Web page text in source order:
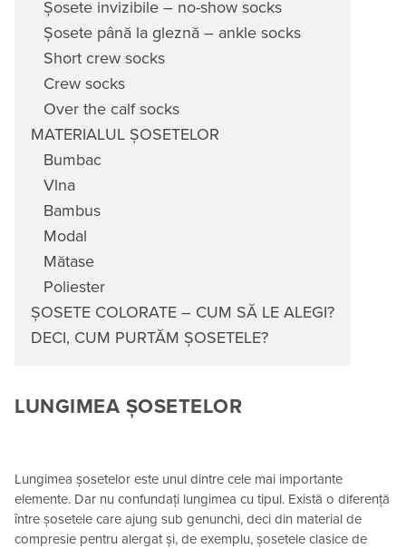
Șosete invizibile – no-show socks
Șosete până la gleznă – ankle socks
Short crew socks
Crew socks
Over the calf socks
MATERIALUL ȘOSETELOR
Bumbac
Vlna
Bambus
Modal
Mătase
Poliester
ȘOSETE COLORATE – CUM SĂ LE ALEGI?
DECI, CUM PURTĂM ȘOSETELE?
LUNGIMEA ȘOSETELOR
Lungimea șosetelor este unul dintre cele mai importante
elemente. Dar nu confundați lungimea cu tipul. Există o diferență
între șosetele care ajung sub genunchi, deci din material de
compresie pentru alergat și, de exemplu, șosetele clasice de